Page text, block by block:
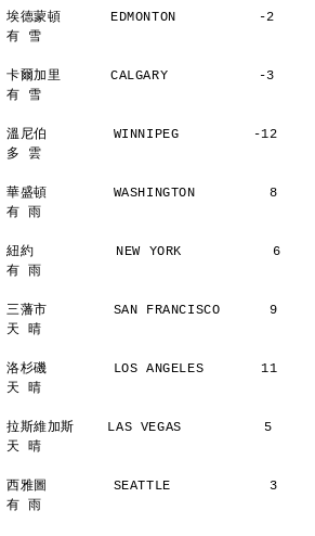
埃德蒙頓      EDMONTON          -2
有 雪
卡爾加里      CALGARY           -3
有 雪
溫尼伯        WINNIPEG         -12
多 雲
華盛頓        WASHINGTON         8
有 雨
紐約          NEW YORK           6
有 雨
三藩市        SAN FRANCISCO      9
天 晴
洛杉磯        LOS ANGELES       11
天 晴
拉斯維加斯    LAS VEGAS          5
天 晴
西雅圖        SEATTLE            3
有 雨